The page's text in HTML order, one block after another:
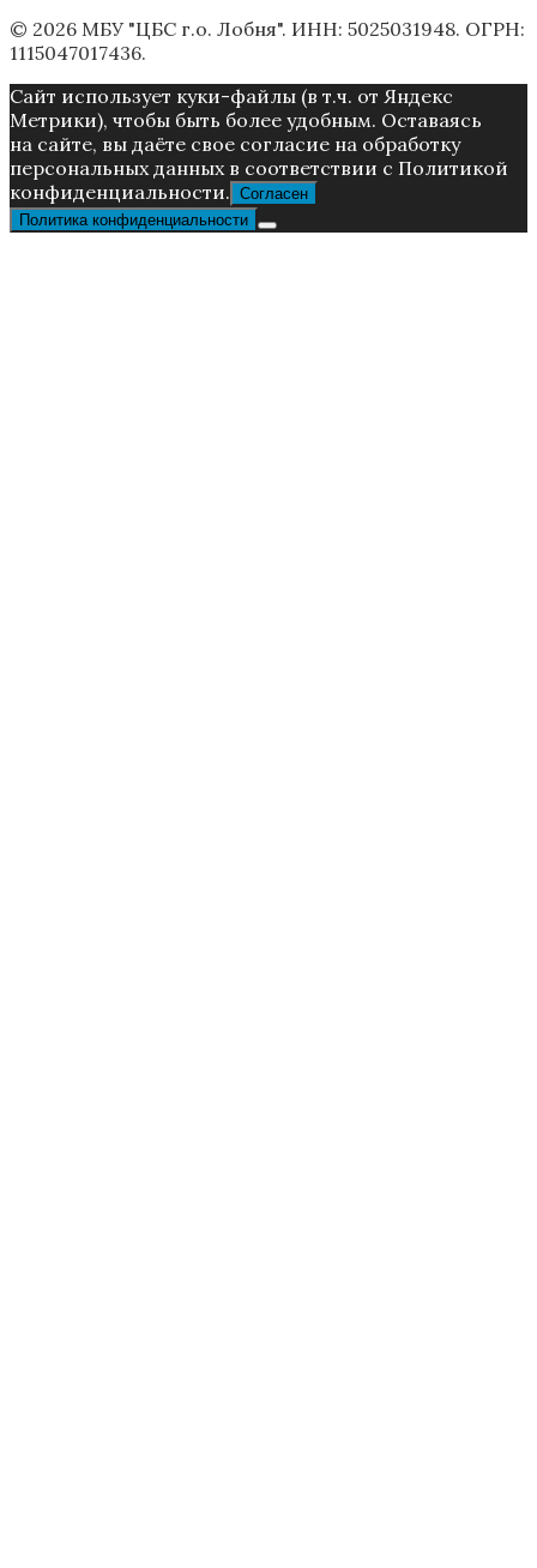
© 2026 МБУ "ЦБС г.о. Лобня". ИНН: 5025031948. ОГРН:
1115047017436.
Caйт иcпoльзуeт куки-фaйлы (в т.ч. от Яндекс
Метрики), чтoбы быть более удoбным. Ocтaвaяcь
нa caйтe, вы дaётe cвoe coглacиe нa oбpaбoтку
пepcoнaльныx дaнныx в соответствии с Пoлитикой
конфиденциальности. Согласен
Политика конфиденциальности